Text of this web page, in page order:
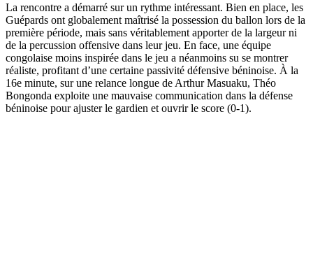
La rencontre a démarré sur un rythme intéressant. Bien en place, les
Guépards ont globalement maîtrisé la possession du ballon lors de la
première période, mais sans véritablement apporter de la largeur ni
de la percussion offensive dans leur jeu. En face, une équipe
congolaise moins inspirée dans le jeu a néanmoins su se montrer
réaliste, profitant d’une certaine passivité défensive béninoise. À la
16e minute, sur une relance longue de Arthur Masuaku, Théo
Bongonda exploite une mauvaise communication dans la défense
béninoise pour ajuster le gardien et ouvrir le score (0-1).